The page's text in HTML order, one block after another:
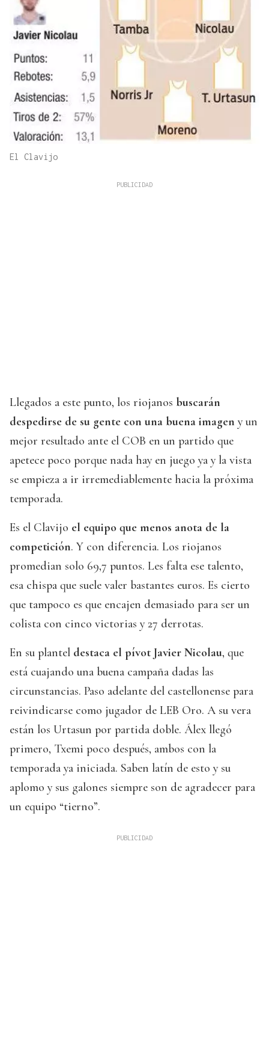
El Clavijo
Llegados a este punto, los riojanos buscarán
despedirse de su gente con una buena imagen y un
mejor resultado ante el COB en un partido que
apetece poco porque nada hay en juego ya y la vista
se empieza a ir irremediablemente hacia la próxima
temporada.
Es el Clavijo el equipo que menos anota de la
competición. Y con diferencia. Los riojanos
promedian solo 69,7 puntos. Les falta ese talento,
esa chispa que suele valer bastantes euros. Es cierto
que tampoco es que encajen demasiado para ser un
colista con cinco victorias y 27 derrotas.
En su plantel destaca el pívot Javier Nicolau, que
está cuajando una buena campaña dadas las
circunstancias. Paso adelante del castellonense para
reivindicarse como jugador de LEB Oro. A su vera
están los Urtasun por partida doble. Álex llegó
primero, Txemi poco después, ambos con la
temporada ya iniciada. Saben latín de esto y su
aplomo y sus galones siempre son de agradecer para
un equipo “tierno”.